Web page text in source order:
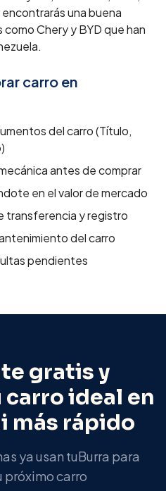
una buena
Chery y BYD que han
carro en
del carro (Título,
antes de comprar
en el valor de mercado
transferencia y registro
del carro
pendientes
gratis y
ideal en
más rápido
ya usan tuBurra para
próximo carro